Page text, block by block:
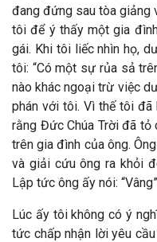
đang đứng sau tòa giảng
tôi để ý thấy một gia
gái. Khi tôi liếc nhìn họ,
tôi: “Có một sự rủa sả
nào khác ngoại trừ việc
phán với tôi. Vì thế tôi đã
rằng Đức Chúa Trời đã
trên gia đình của ông.
và giải cứu ông ra khỏi
Lập tức ông ấy nói:
Lúc ấy tôi không có ý
tức chấp nhận lời yêu